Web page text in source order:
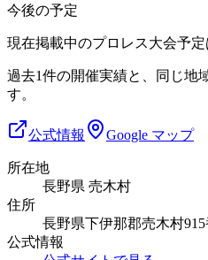
今後の予定
現在掲載中のプロレス大会予
過去1件の開催実績と、同じ地
す。
公式情報 Google マップ
所在地
長野県 売木村
住所
長野県下伊那郡売木村915
公式情報